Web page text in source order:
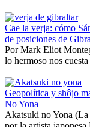
Cae la verja: cómo
de posiciones de
Por Mark Eliot
lo hermoso nos
Geopolítica y shôjo
No Yona
Akatsuki no Yona (La